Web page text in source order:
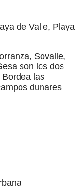
de Valle, Playa
Sovalle,
son los dos
las
dunares